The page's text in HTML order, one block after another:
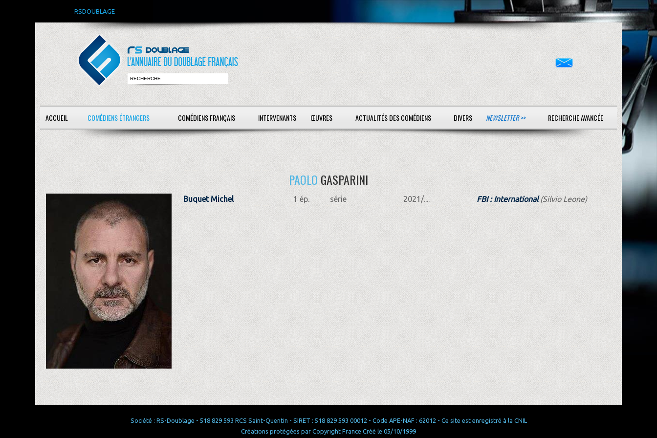
RSDOUBLAGE
ACCUEIL COMÉDIENS ÉTRANGERS COMÉDIENS FRANÇAIS INTERVENANTS ŒUVRES ACTUALITÉS DES COMÉDIENS DIVERS NEWSLETTER >> RECHERCHE AVANCÉE
PAOLOGASPARINI
Buquet Michel 1 ép. série 2021/.... FBI : International(Silvio Leone)
Société : RS-Doublage - 518 829 593 RCS Saint-Quentin - SIRET : 518 829 593 00012 - Code APE-NAF : 62012 - Ce site est enregistré à la CNIL
Créations protégées par Copyright France Créé le 05/10/1999